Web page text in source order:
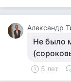
Александр
Не было
5 лет